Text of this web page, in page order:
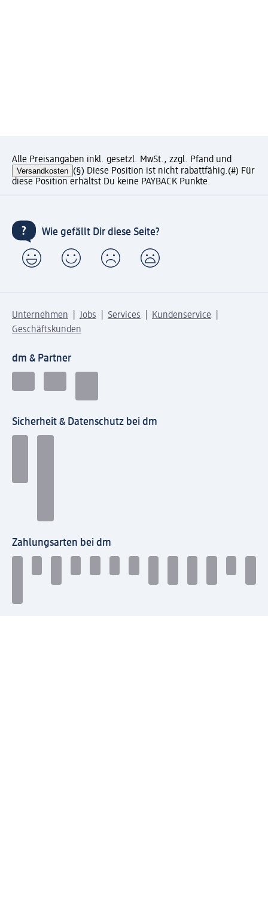
Alle Preisangaben inkl. gesetzl. MwSt., zzgl. Pfand und
Versandkosten (§) Diese Position ist nicht rabattfähig.(#) Für
diese Position erhältst Du keine PAYBACK Punkte.
Wie gefällt Dir diese Seite?
Unternehmen Jobs Services
Kundenservice
Geschäftskunden
dm & Partner
Sicherheit & Datenschutz bei dm
Zahlungsarten bei dm